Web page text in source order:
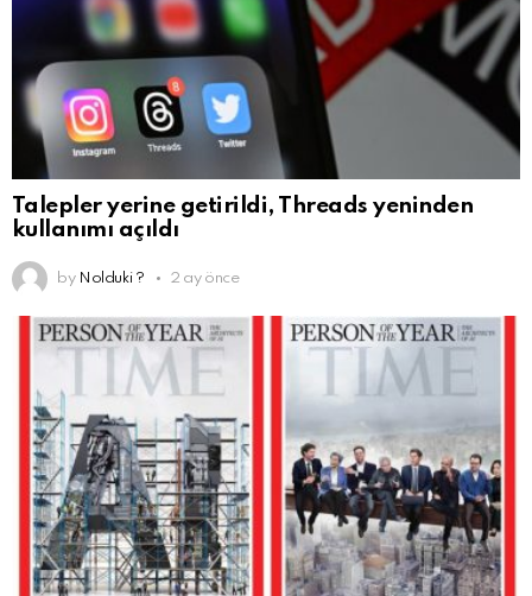
Talepler yerine getirildi, Threads yeninden
kullanımı açıldı
by Nolduki ? 2 ay önce